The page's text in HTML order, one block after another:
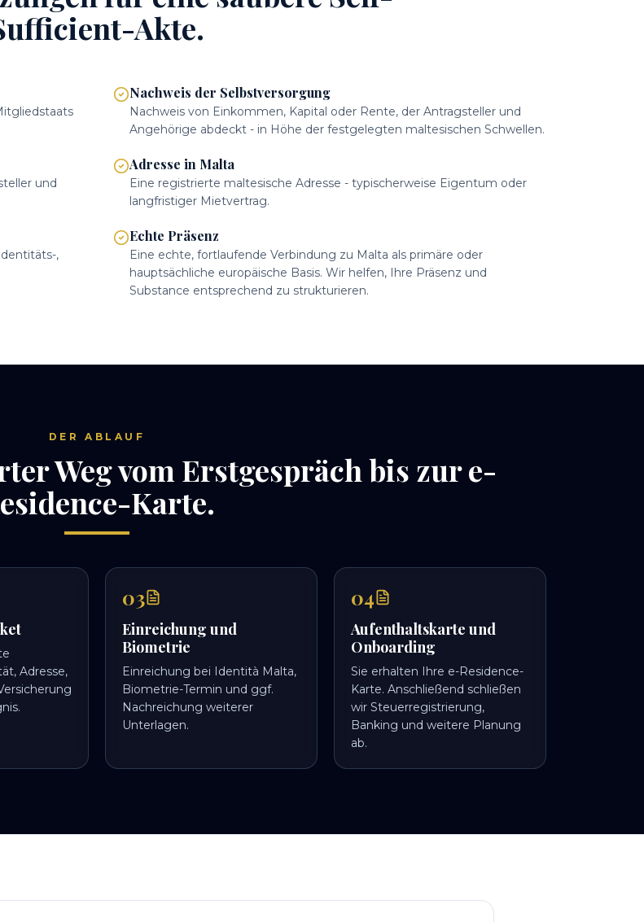
Akte.
Nachweis der Selbstversorgung
Nachweis von Einkommen, Kapital oder Rente, der Antragsteller und
Angehörige abdeckt - in Höhe der festgelegten maltesischen Schwellen.
und
Adresse in Malta
Eine registrierte maltesische Adresse - typischerweise Eigentum oder
langfristiger Mietvertrag.
,
Echte Präsenz
Eine echte, fortlaufende Verbindung zu Malta als primäre oder
hauptsächliche europäische Basis. Wir helfen, Ihre Präsenz und
Substance entsprechend zu strukturieren.
DER ABLAUF
Weg vom Erstgespräch bis zur e-
Karte.
Adresse,
03
Einreichung und
Biometrie
Einreichung bei Identità Malta,
Biometrie-Termin und ggf.
Nachreichung weiterer
Unterlagen.
04
Aufenthaltskarte und
Onboarding
Sie erhalten Ihre e-Residence-
Karte. Anschließend schließen
wir Steuerregistrierung,
Banking und weitere Planung
ab.